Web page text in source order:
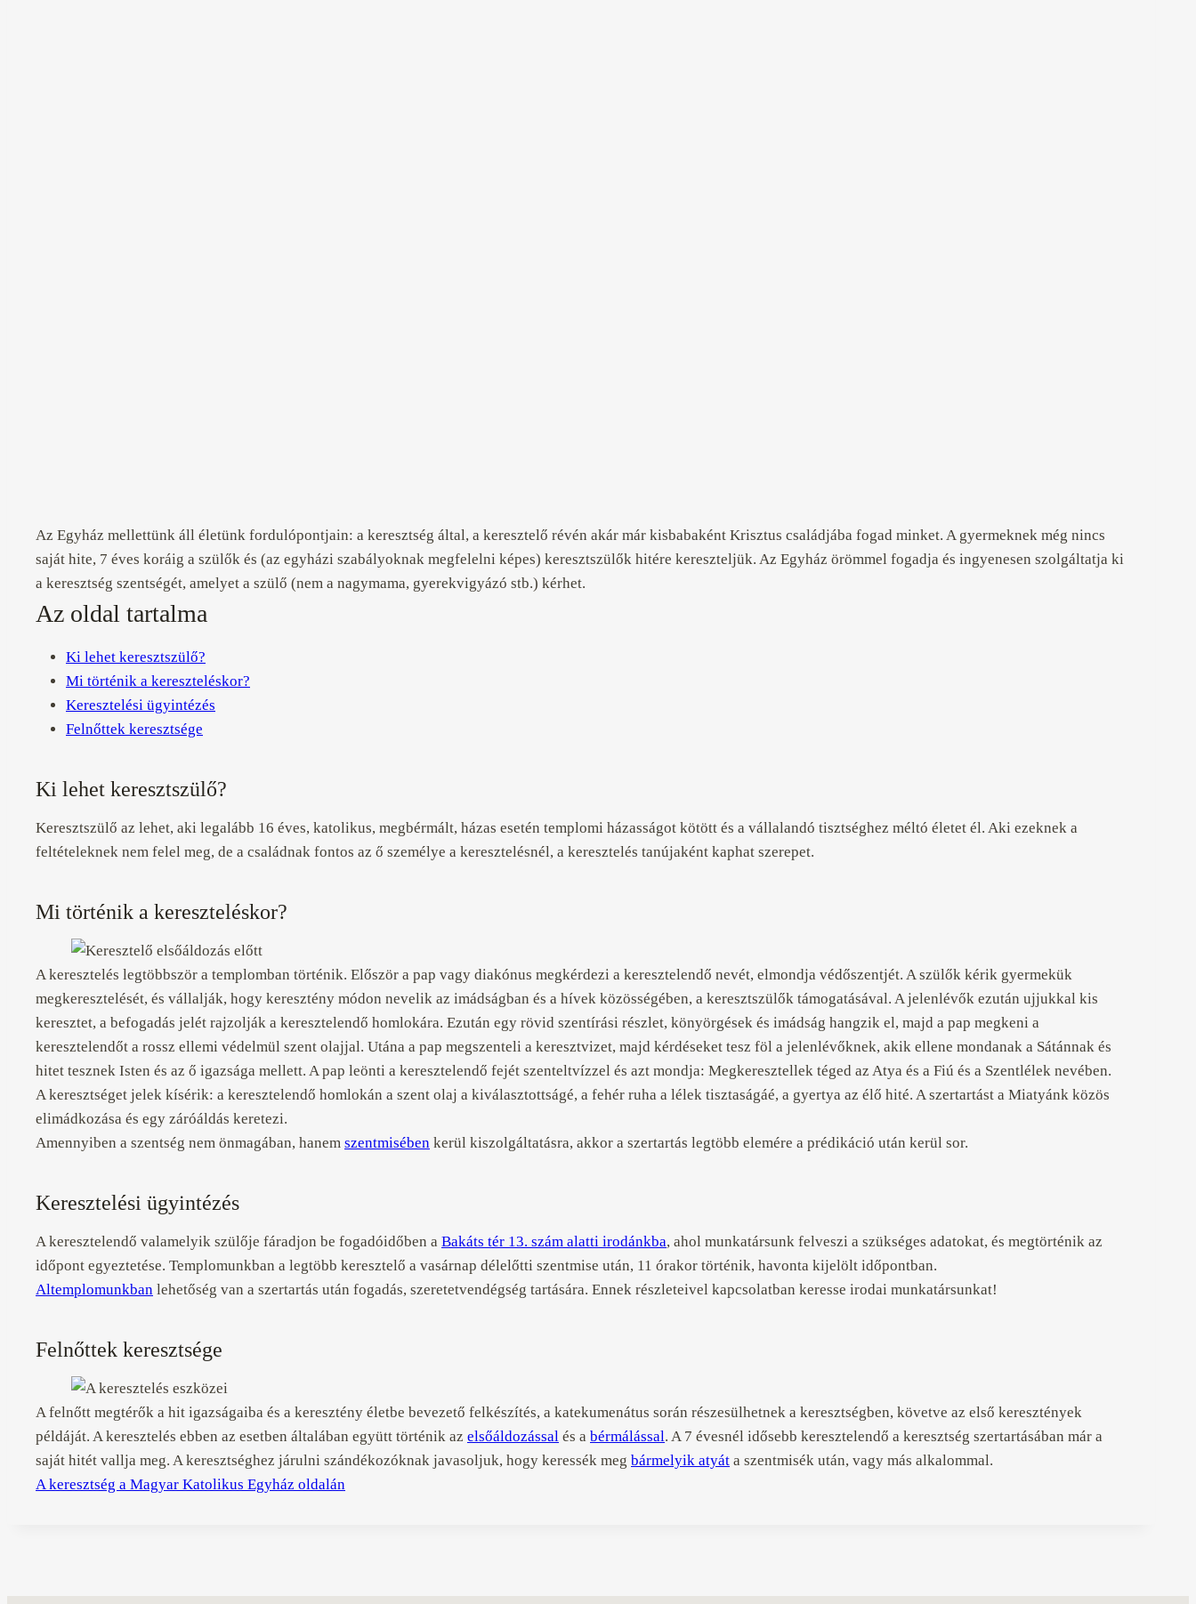
Az Egyház mellettünk áll életünk fordulópontjain: a keresztség által, a keresztelő révén akár már kisbabaként Krisztus családjába fogad minket. A gyermeknek még nincs
saját hite, 7 éves koráig a szülők és (az egyházi szabályoknak megfelelni képes) keresztszülők hitére kereszteljük. Az Egyház örömmel fogadja és ingyenesen szolgáltatja ki
a keresztség szentségét, amelyet a szülő (nem a nagymama, gyerekvigyázó stb.) kérhet.
Az oldal tartalma
Ki lehet keresztszülő?
Mi történik a kereszteléskor?
Keresztelési ügyintézés
Felnőttek keresztsége
Ki lehet keresztszülő?
Keresztszülő az lehet, aki legalább 16 éves, katolikus, megbérmált, házas esetén templomi házasságot kötött és a vállalandó tisztséghez méltó életet él. Aki ezeknek a
feltételeknek nem felel meg, de a családnak fontos az ő személye a keresztelésnél, a keresztelés tanújaként kaphat szerepet.
Mi történik a kereszteléskor?
A keresztelés legtöbbször a templomban történik. Először a pap vagy diakónus megkérdezi a keresztelendő nevét, elmondja védőszentjét. A szülők kérik gyermekük
megkeresztelését, és vállalják, hogy keresztény módon nevelik az imádságban és a hívek közösségében, a keresztszülők támogatásával. A jelenlévők ezután ujjukkal kis
keresztet, a befogadás jelét rajzolják a keresztelendő homlokára. Ezután egy rövid szentírási részlet, könyörgések és imádság hangzik el, majd a pap megkeni a
keresztelendőt a rossz ellemi védelmül szent olajjal. Utána a pap megszenteli a keresztvizet, majd kérdéseket tesz föl a jelenlévőknek, akik ellene mondanak a Sátánnak és
hitet tesznek Isten és az ő igazsága mellett. A pap leönti a keresztelendő fejét szenteltvízzel és azt mondja: Megkeresztellek téged az Atya és a Fiú és a Szentlélek nevében.
A keresztséget jelek kísérik: a keresztelendő homlokán a szent olaj a kiválasztottságé, a fehér ruha a lélek tisztaságáé, a gyertya az élő hité. A szertartást a Miatyánk közös
elimádkozása és egy záróáldás keretezi.
Amennyiben a szentség nem önmagában, hanem szentmisében kerül kiszolgáltatásra, akkor a szertartás legtöbb elemére a prédikáció után kerül sor.
Keresztelési ügyintézés
A keresztelendő valamelyik szülője fáradjon be fogadóidőben a Bakáts tér 13. szám alatti irodánkba, ahol munkatársunk felveszi a szükséges adatokat, és megtörténik az
időpont egyeztetése. Templomunkban a legtöbb keresztelő a vasárnap délelőtti szentmise után, 11 órakor történik, havonta kijelölt időpontban.
Altemplomunkban lehetőség van a szertartás után fogadás, szeretetvendégség tartására. Ennek részleteivel kapcsolatban keresse irodai munkatársunkat!
Felnőttek keresztsége
A felnőtt megtérők a hit igazságaiba és a keresztény életbe bevezető felkészítés, a katekumenátus során részesülhetnek a keresztségben, követve az első keresztények
példáját. A keresztelés ebben az esetben általában együtt történik az elsőáldozással és a bérmálással. A 7 évesnél idősebb keresztelendő a keresztség szertartásában már a
saját hitét vallja meg. A keresztséghez járulni szándékozóknak javasoljuk, hogy keressék meg bármelyik atyát a szentmisék után, vagy más alkalommal.
A keresztség a Magyar Katolikus Egyház oldalán